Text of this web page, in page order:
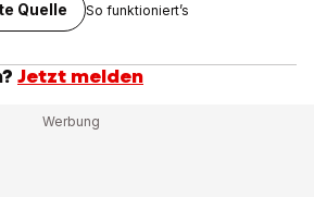
Quelle So funktioniert’s
Jetzt melden